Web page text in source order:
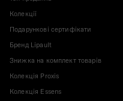
Колекції
Подарункові сертифікати
Бренд Lipault
Знижка на комплект товарів
Колекція Proxis
Колекція Essens